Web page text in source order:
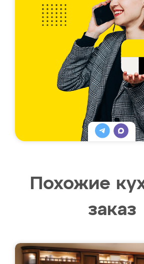
Похожие
заказ